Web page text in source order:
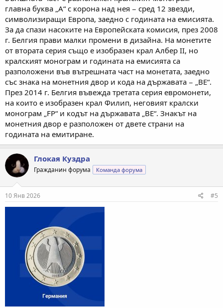
главна буква „A“ с корона над нея − сред 12 звезди,
символизиращи Европа, заедно с годината на емисията.
За да спази насоките на Европейската комисия, през 2008
г. Белгия прави малки промени в дизайна. На монетите
от втората серия също е изобразен крал Албер II, но
кралският монограм и годината на емисията са
разположени във вътрешната част на монетата, заедно
със знака на монетния двор и кода на държавата − „BE“.
През 2014 г. Белгия въвежда третата серия евромонети,
на които е изобразен крал Филип, неговият кралски
монограм „FP“ и кодът на държавата „BE“. Знакът на
монетния двор е разположен от двете страни на
годината на емитиране.
Глокая Куздра
Гражданин форума Команда форума
10 Янв 2026 #5